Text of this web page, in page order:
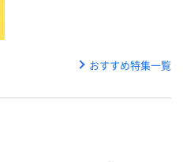
おすすめ特集一覧